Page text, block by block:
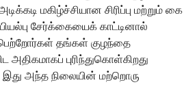
மகிழ்ச்சியான சிரிப்பு மற்றும் கை
சேர்க்கையைக் காட்டினால்
தங்கள் குழந்தை
அதிகமாகப் புரிந்துகொள்கிறது
அந்த நிலையின் மற்றொரு